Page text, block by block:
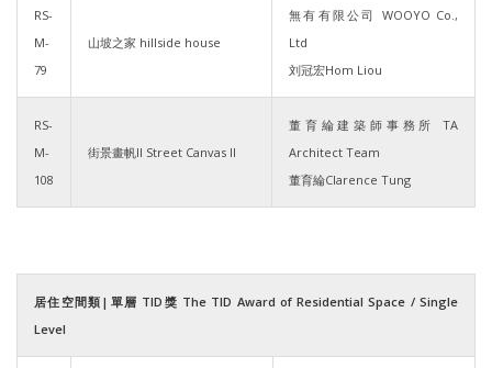
RS-
M-
79
山坡之家 hillside house
無有有限公司 WOOYO Co.,
Ltd
刘冠宏Hom Liou
RS-
M-
108
街景畫帆II Street Canvas II
董育綸建築師事務所 TA
Architect Team
董育綸Clarence Tung
居住空間類|單層 TID獎 The TID Award of Residential Space / Single
Level